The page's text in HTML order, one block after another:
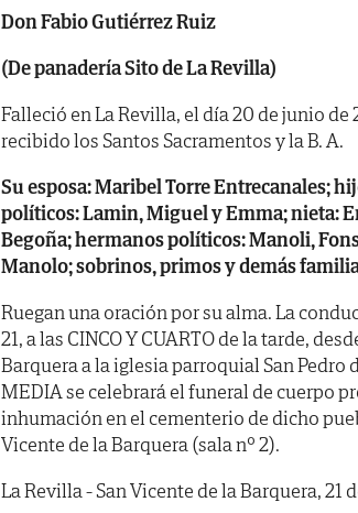
Don Fabio Gutiérrez Ruiz
(De panadería Sito de La Revilla)
Falleció en La Revilla, el día 20 de junio de
recibido los Santos Sacramentos y la B. A.
Su esposa: Maribel Torre Entrecanales;
políticos: Lamin, Miguel y Emma; nieta:
Begoña; hermanos políticos: Manoli,
Manolo; sobrinos, primos y demás
Ruegan una oración por su alma. La
21, a las CINCO Y CUARTO de la tarde,
Barquera a la iglesia parroquial San Pedro
MEDIA se celebrará el funeral de cuerpo
inhumación en el cementerio de dicho
Vicente de la Barquera (sala nº 2).
La Revilla - San Vicente de la Barquera, 21